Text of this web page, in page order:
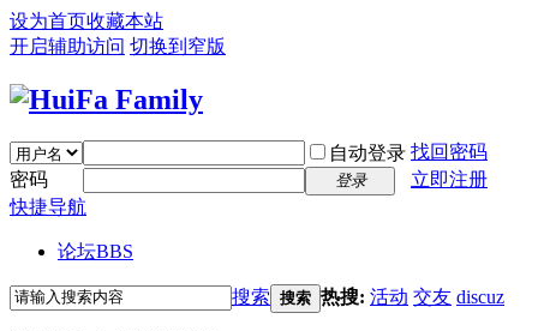
设为首页收藏本站
开启辅助访问 切换到窄版
自动登录 找回密码
密码
登录
立即注册
快捷导航
论坛BBS
搜索 搜索 热搜: 活动 交友 discuz